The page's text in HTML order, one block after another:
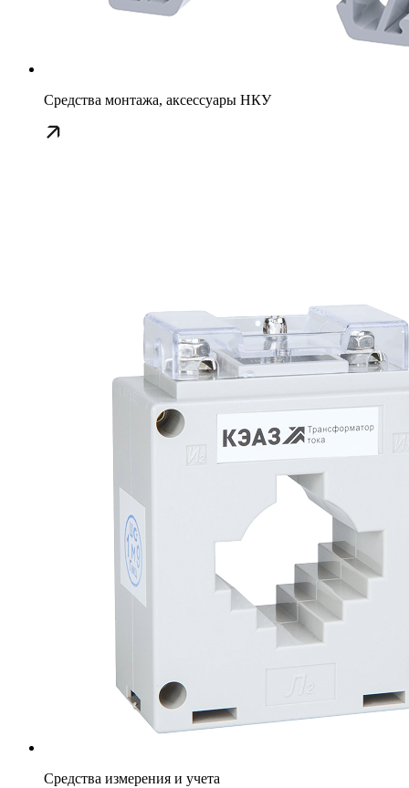
Средства монтажа, аксессуары НКУ
Средства измерения и учета